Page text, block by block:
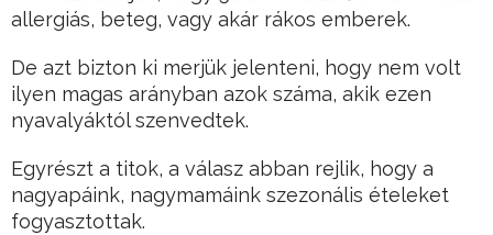
allergiás, beteg, vagy akár rákos emberek.
De azt bizton ki merjük jelenteni, hogy nem volt
ilyen magas arányban azok száma, akik ezen
nyavalyáktól szenvedtek.
Egyrészt a titok, a válasz abban rejlik, hogy a
nagyapáink, nagymamáink szezonális ételeket
fogyasztottak.